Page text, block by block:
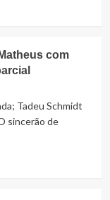
com
Tadeu Schmidt
sincerão de